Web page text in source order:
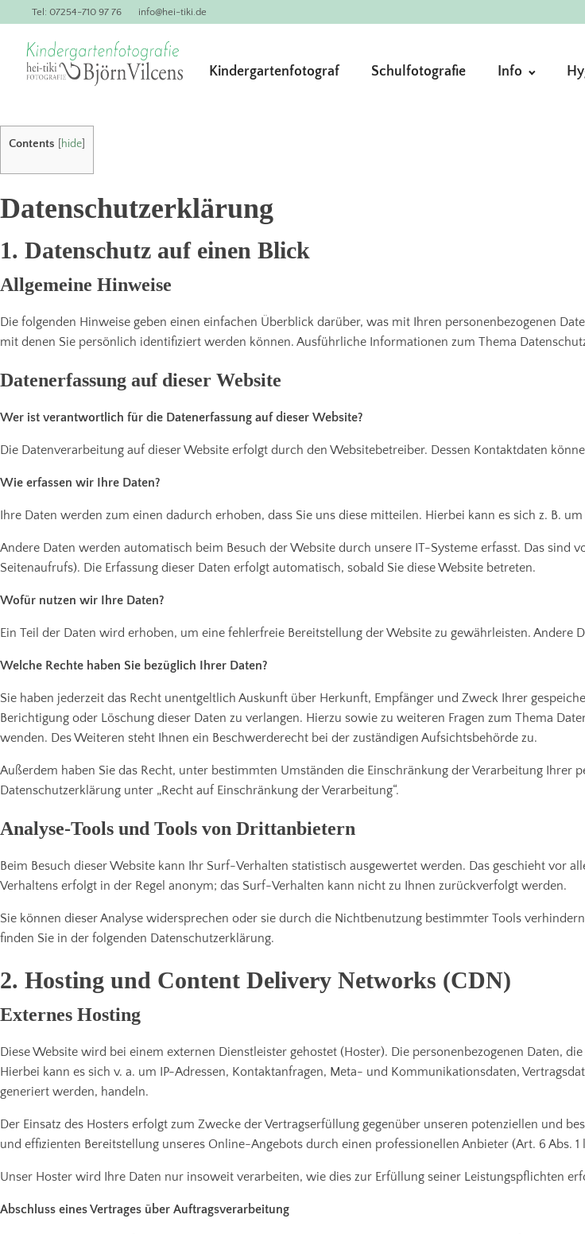
Tel: 07254-710 97 76 info@hei-tiki.de
Kindergartenfotograf Schulfotografie Info
Contents hide
Datenschutzerklärung
1. Datenschutz auf einen Blick
Allgemeine Hinweise
Die folgenden Hinweise geben einen einfachen Überblick darüber, was mit Ihren personenbezogenen
mit denen Sie persönlich identifiziert werden können. Ausführliche Informationen zum Thema
Datenerfassung auf dieser Website
Wer ist verantwortlich für die Datenerfassung auf dieser Website?
Die Datenverarbeitung auf dieser Website erfolgt durch den Websitebetreiber. Dessen Kontaktdaten
Wie erfassen wir Ihre Daten?
Ihre Daten werden zum einen dadurch erhoben, dass Sie uns diese mitteilen. Hierbei kann es sich z. B.
Andere Daten werden automatisch beim Besuch der Website durch unsere IT-Systeme erfasst. Das sind
Seitenaufrufs). Die Erfassung dieser Daten erfolgt automatisch, sobald Sie diese Website betreten.
Wofür nutzen wir Ihre Daten?
Ein Teil der Daten wird erhoben, um eine fehlerfreie Bereitstellung der Website zu gewährleisten. Andere
Welche Rechte haben Sie bezüglich Ihrer Daten?
Sie haben jederzeit das Recht unentgeltlich Auskunft über Herkunft, Empfänger und Zweck Ihrer
Berichtigung oder Löschung dieser Daten zu verlangen. Hierzu sowie zu weiteren Fragen zum Thema
wenden. Des Weiteren steht Ihnen ein Beschwerderecht bei der zuständigen Aufsichtsbehörde zu.
Außerdem haben Sie das Recht, unter bestimmten Umständen die Einschränkung der Verarbeitung Ihrer
Datenschutzerklärung unter „Recht auf Einschränkung der Verarbeitung“.
Analyse-Tools und Tools von Drittanbietern
Beim Besuch dieser Website kann Ihr Surf-Verhalten statistisch ausgewertet werden. Das geschieht vor
Verhaltens erfolgt in der Regel anonym; das Surf-Verhalten kann nicht zu Ihnen zurückverfolgt werden.
Sie können dieser Analyse widersprechen oder sie durch die Nichtbenutzung bestimmter Tools
finden Sie in der folgenden Datenschutzerklärung.
2. Hosting und Content Delivery Networks (CDN)
Externes Hosting
Diese Website wird bei einem externen Dienstleister gehostet (Hoster). Die personenbezogenen Daten,
Hierbei kann es sich v. a. um IP-Adressen, Kontaktanfragen, Meta- und Kommunikationsdaten,
generiert werden, handeln.
Der Einsatz des Hosters erfolgt zum Zwecke der Vertragserfüllung gegenüber unseren potenziellen und
und effizienten Bereitstellung unseres Online-Angebots durch einen professionellen Anbieter (Art. 6 Abs. 1
Unser Hoster wird Ihre Daten nur insoweit verarbeiten, wie dies zur Erfüllung seiner Leistungspflichten
Abschluss eines Vertrages über Auftragsverarbeitung